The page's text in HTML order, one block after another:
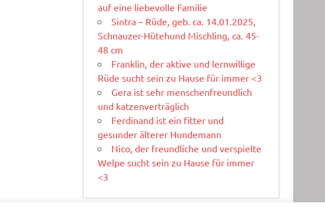
auf eine liebevolle Familie
Sintra – Rüde, geb. ca. 14.01.2025,
Schnauzer-Hütehund Mischling, ca. 45-
48 cm
Franklin, der aktive und lernwillige
Rüde sucht sein zu Hause für immer <3
Gera ist sehr menschenfreundlich
und katzenverträglich
Ferdinand ist ein fitter und
gesunder älterer Hundemann
Nico, der freundliche und verspielte
Welpe sucht sein zu Hause für immer
<3